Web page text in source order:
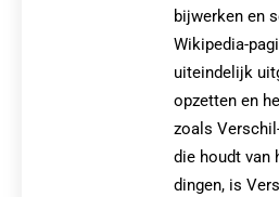
bijwerken en
Wikipedia-
uiteindelijk
opzetten en
zoals
die houdt van
dingen, is